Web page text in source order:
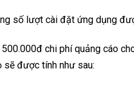
số lượt cài đặt ứng dụng
chi phí quảng cáo
sẽ được tính như sau: